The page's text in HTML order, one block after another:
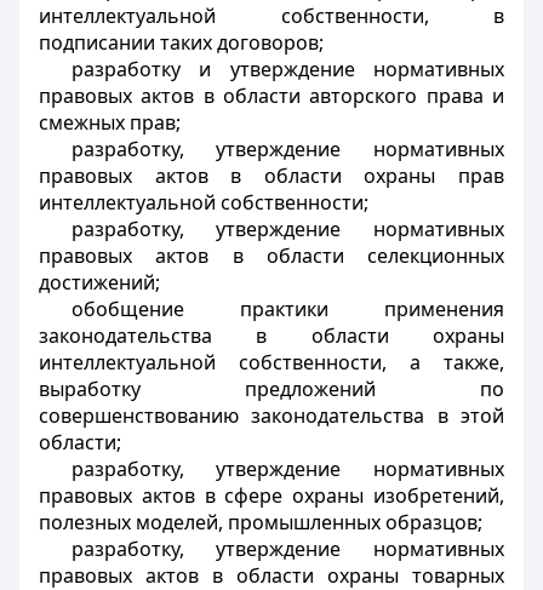
интеллектуальной собственности, в
подписании таких договоров;
разработку и утверждение нормативных
правовых актов в области авторского права и
смежных прав;
разработку, утверждение нормативных
правовых актов в области охраны прав
интеллектуальной собственности;
разработку, утверждение нормативных
правовых актов в области селекционных
достижений;
обобщение практики применения
законодательства в области охраны
интеллектуальной собственности, а также,
выработку предложений по
совершенствованию законодательства в этой
области;
разработку, утверждение нормативных
правовых актов в сфере охраны изобретений,
полезных моделей, промышленных образцов;
разработку, утверждение нормативных
правовых актов в области охраны товарных